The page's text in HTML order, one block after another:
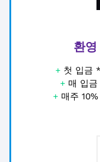
환
+ 첫 입금
+ 매 입
+ 매주